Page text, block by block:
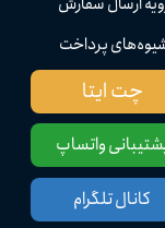
پرداخت
واتساپ
چت ایتا
کانال تلگرام